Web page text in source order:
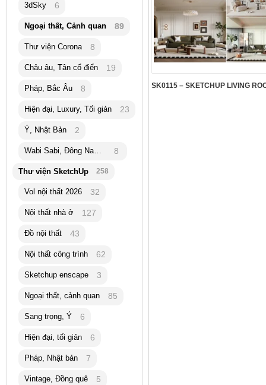
3dSky 6
Ngoại thất, Cảnh quan 89
Thư viện Corona 8
Châu âu, Tân cổ điển 19
Pháp, Bắc Âu 8
Hiện đại, Luxury, Tối giản 23
Ý, Nhật Bản 2
Wabi Sabi, Đông Nam Á 8
Thư viện SketchUp 258
Vol nội thất 2026 32
Nội thất nhà ở 127
Đồ nội thất 43
Nội thất công trình 62
Sketchup enscape 3
Ngoại thất, cảnh quan 85
Sang trọng, Ý 6
Hiện đại, tối giản 6
Pháp, Nhật bản 7
Vintage, Đồng quê 5